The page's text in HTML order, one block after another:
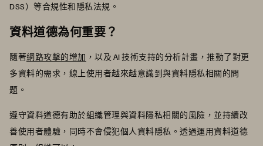
DSS）等合規性和隱私法規。
資料道德為何重要？
隨著網路攻擊的增加 ，以及 AI 技術支持的分析計畫，推動了對更
多資料的需求，線上使用者越來越意識到與資料隱私相關的問
題。
遵守資料道德有助於組織管理與資料隱私相關的風險，並持續改
善使用者體驗，同時不會侵犯個人資料隱私。透過運用資料道德